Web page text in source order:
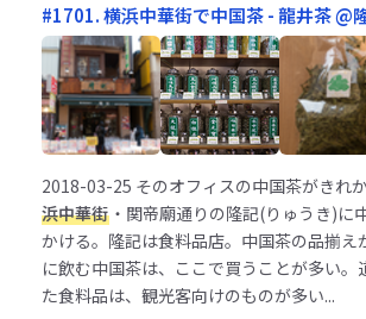
#1701. 横浜中華街で中国茶 - 龍井茶 @
2018-03-25 そのオフィスの中国茶がきれ
浜中華街 ・関帝廟通りの隆記(りゅうき)に
かける。隆記は食料品店。中国茶の品揃え
に飲む中国茶は、ここで買うことが多い。
た食料品は、観光客向けのものが多い...